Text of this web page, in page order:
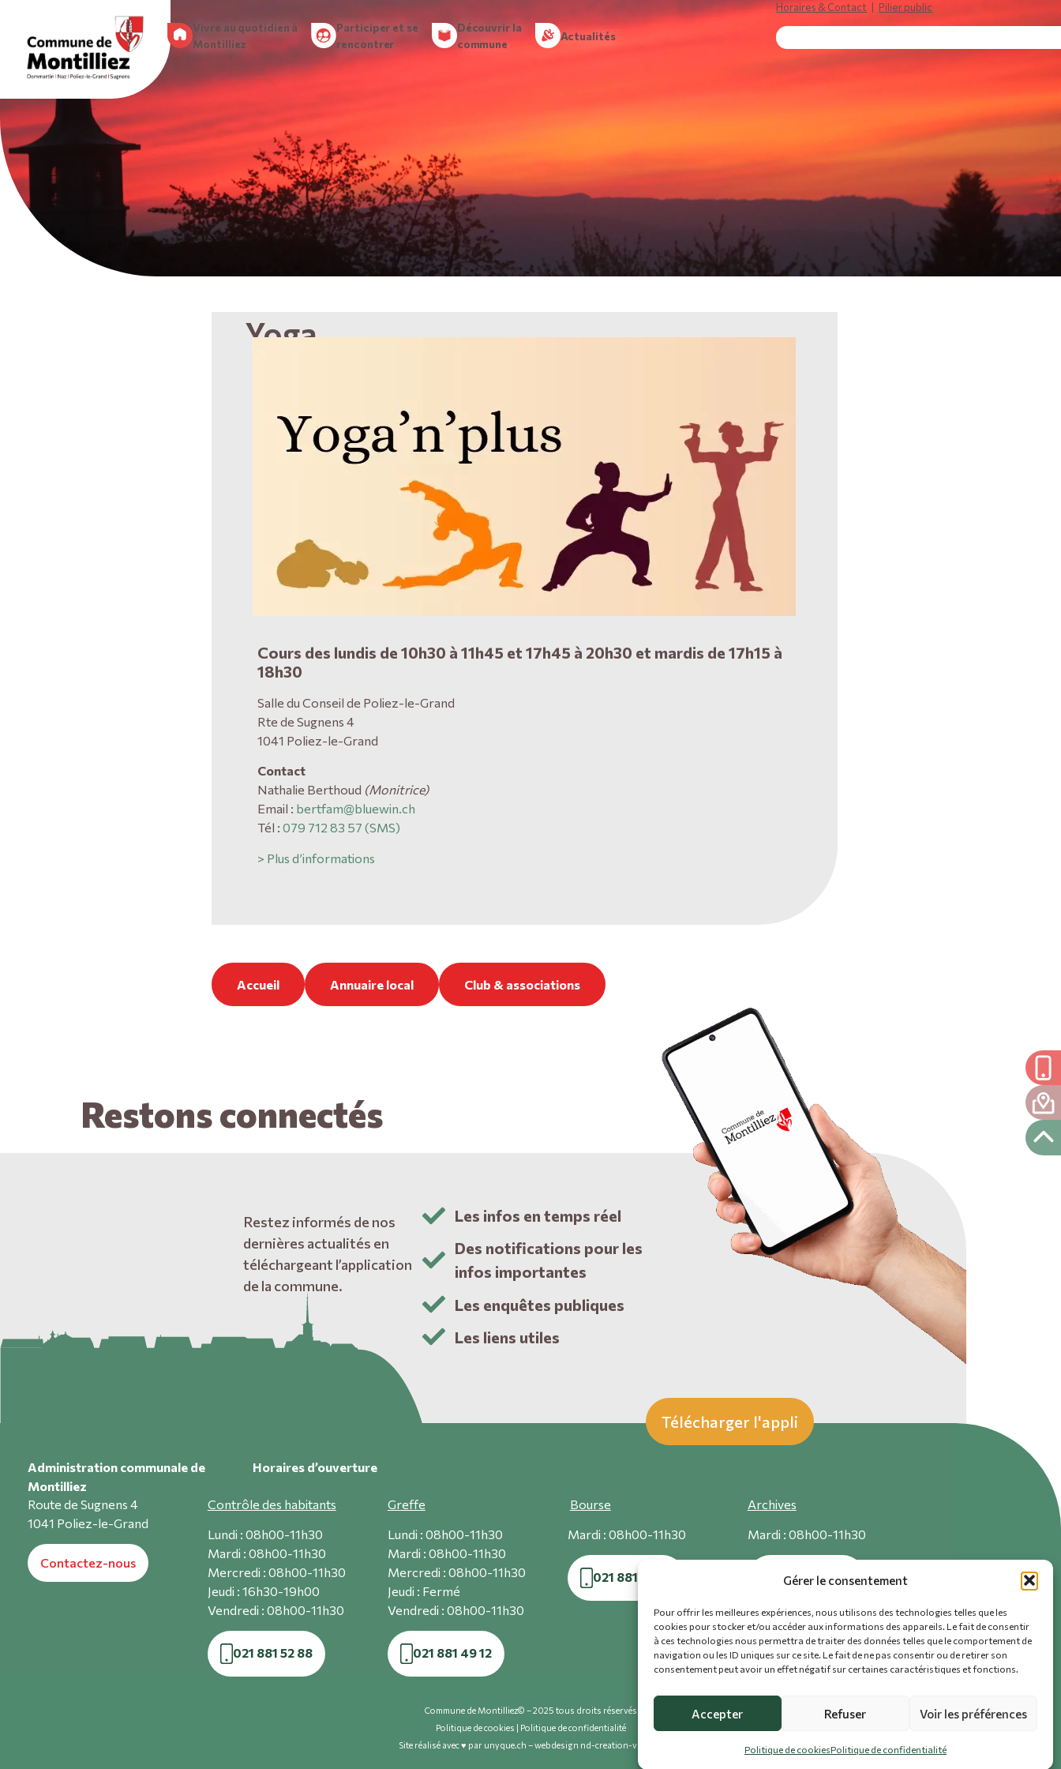
Gérer le consentement
Pour offrir les meilleures expériences, nous utilisons des technologies telles que les
cookies pour stocker et/ou accéder aux informations des appareils. Le fait de consentir
à ces technologies nous permettra de traiter des données telles que le comportement de
navigation ou les ID uniques sur ce site. Le fait de ne pas consentir ou de retirer son
consentement peut avoir un effet négatif sur certaines caractéristiques et fonctions.
Accepter Refuser Voir les préférences
Politique de cookiesPolitique de confidentialité
Vivre au quotidien à
Montilliez
Participer et se
rencontrer
Découvrir la
commune
Actualités
Horaires & Contact |Pilier public
Yoga
Cours des lundis de 10h30 à 11h45 et 17h45 à 20h30 et mardis de 17h15 à
18h30
Salle du Conseil de Poliez-le-Grand
Rte de Sugnens 4
1041 Poliez-le-Grand
Contact
Nathalie Berthoud (Monitrice)
Email : bertfam@bluewin.ch
Tél : 079 712 83 57 (SMS)
> Plus d’informations
Accueil Annuaire local Club & associations
Restons connectés
Restez informés de nos
dernières actualités en
téléchargeant l’application
de la commune.
Les infos en temps réel
Des notifications pour les
infos importantes
Les enquêtes publiques
Les liens utiles
Télécharger l'appli
Administration communale de
Montilliez
Horaires d’ouverture
Route de Sugnens 4
1041 Poliez-le-Grand
Contactez-nous
Contrôle des habitants
Lundi : 08h00-11h30
Mardi : 08h00-11h30
Mercredi : 08h00-11h30
Jeudi : 16h30-19h00
Vendredi : 08h00-11h30
021 881 52 88
Greffe
Lundi : 08h00-11h30
Mardi : 08h00-11h30
Mercredi : 08h00-11h30
Jeudi : Fermé
Vendredi : 08h00-11h30
021 881 49 12
Bourse
Mardi : 08h00-11h30
021 881 52 89
Archives
Mardi : 08h00-11h30
021 881 52 89
Commune de Montilliez© – 2025 tous droits réservés
Politique de cookies | Politique de confidentialité
Site réalisé avec ♥ par unyque.ch –webdesign nd-creation-visuelle